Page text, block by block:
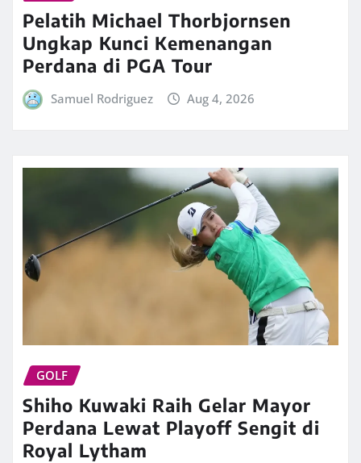
Pelatih Michael Thorbjornsen
Ungkap Kunci Kemenangan
Perdana di PGA Tour
Samuel Rodriguez Aug 4, 2026
GOLF
Shiho Kuwaki Raih Gelar Mayor
Perdana Lewat Playoff Sengit di
Royal Lytham